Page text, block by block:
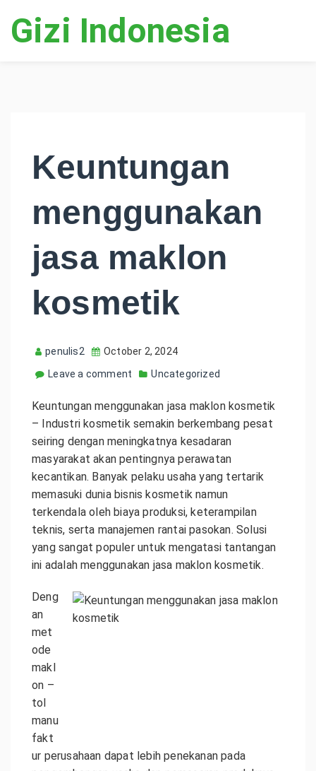
Gizi Indonesia
Keuntungan
menggunakan
jasa maklon
kosmetik
penulis2
October 2, 2024
Leave a comment
Uncategorized
Keuntungan menggunakan jasa maklon kosmetik
– Industri kosmetik semakin berkembang pesat
seiring dengan meningkatnya kesadaran
masyarakat akan pentingnya perawatan
kecantikan. Banyak pelaku usaha yang tertarik
memasuki dunia bisnis kosmetik namun
terkendala oleh biaya produksi, keterampilan
teknis, serta manajemen rantai pasokan. Solusi
yang sangat populer untuk mengatasi tantangan
ini adalah menggunakan jasa maklon kosmetik.
Deng
an
met
ode
makl
on –
tol
manu
fakt
ur perusahaan dapat lebih penekanan pada